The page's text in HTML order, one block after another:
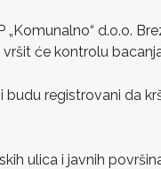
„Komunalno“ d.o.o.
će kontrolu
budu registrovani da
ulica i javnih